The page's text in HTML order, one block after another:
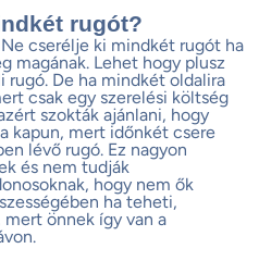
rugót?
cserélje ki mindkét rugót ha
magának. Lehet hogy plusz
rugó. De ha mindkét oldalira
csak egy szerelési költség
szokták ajánlani, hogy
kapun, mert időnkét csere
lévő rugó. Ez nagyon
és nem tudják
hogy nem ők
ha teheti,
önnek így van a